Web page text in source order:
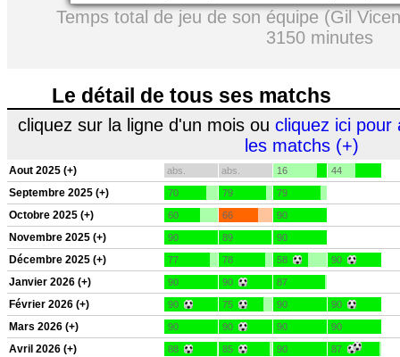
Temps total de jeu de son équipe (Gil
3150 minutes
Le détail de tous ses matchs
cliquez sur la ligne d'un mois ou cliquez ici pour
les matchs (+)
Aout 2025 (+) abs. abs. 16 44
Septembre 2025 (+) 70 79 79
Octobre 2025 (+) 60 66 90
Novembre 2025 (+) 90 89 90
Décembre 2025 (+) 77 78 58 90
Janvier 2026 (+) 90 90 87
Février 2026 (+) 90 75 90 90
Mars 2026 (+) 90 90 90 90
Avril 2026 (+) 88 85 90 87